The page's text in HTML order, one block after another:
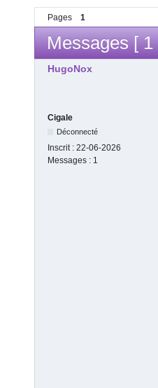
Pages 1
Messages [ 1
HugoNox
Cigale
Déconnecté
Inscrit : 22-06-2026
Messages : 1